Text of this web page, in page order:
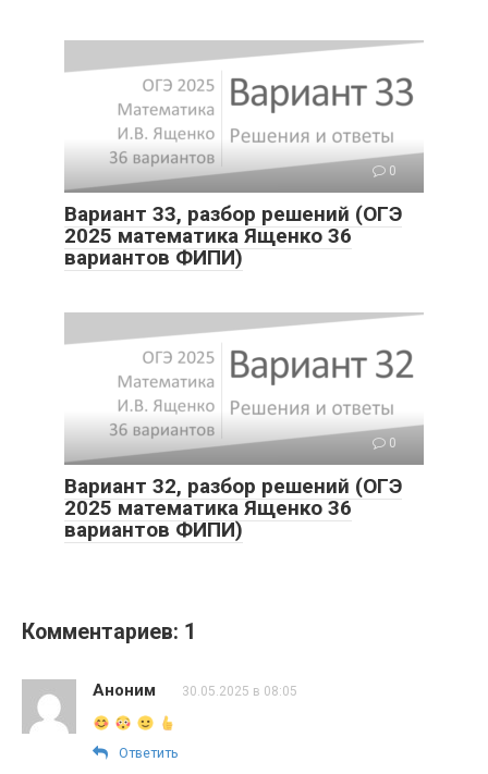
0
Вариант 33, разбор решений (ОГЭ
2025 математика Ященко 36
вариантов ФИПИ)
0
Вариант 32, разбор решений (ОГЭ
2025 математика Ященко 36
вариантов ФИПИ)
Комментариев: 1
Аноним 30.05.2025 в 08:05
Ответить